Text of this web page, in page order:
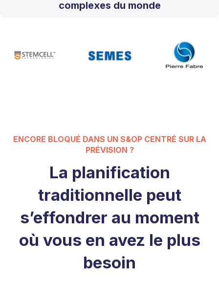
complexes du monde
ENCORE BLOQUÉ DANS UN S&OP CENTRÉ SUR LA
PRÉVISION ?
La planification
traditionnelle peut
s’effondrer au moment
où vous en avez le plus
besoin